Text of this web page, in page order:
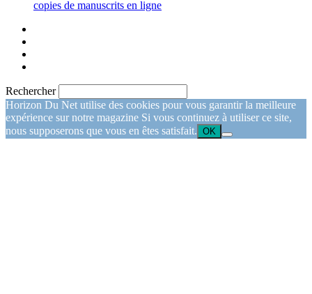
copies de manuscrits en ligne
Rechercher
Horizon Du Net utilise des cookies pour vous garantir la meilleure
expérience sur notre magazine Si vous continuez à utiliser ce site,
nous supposerons que vous en êtes satisfait. OK